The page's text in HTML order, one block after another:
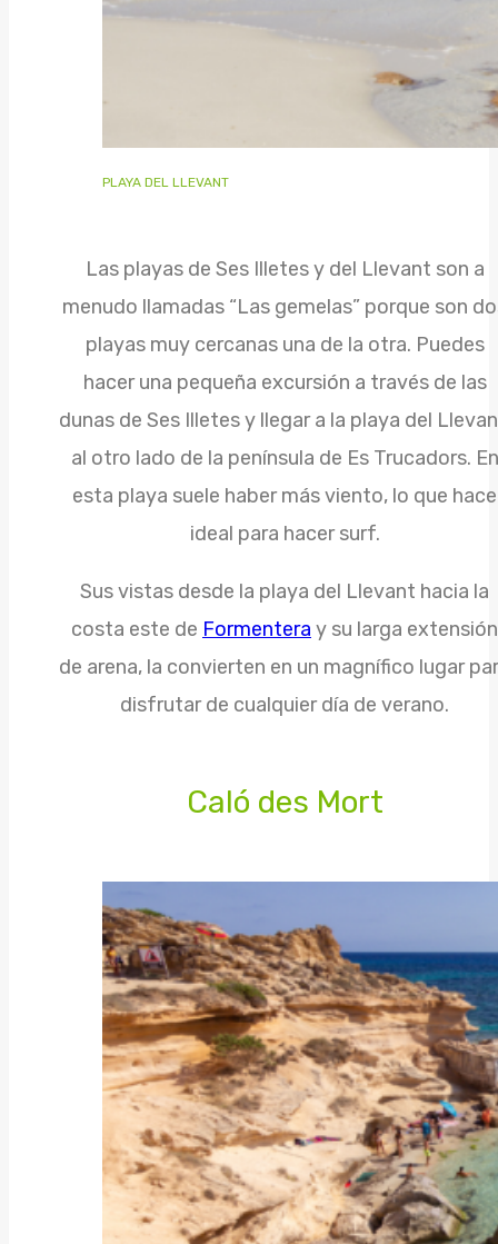
PLAYA DEL LLEVANT
Las playas de Ses Illetes y del Llevant son a
menudo llamadas “Las gemelas” porque son
playas muy cercanas una de la otra. Puedes
hacer una pequeña excursión a través de las
dunas de Ses Illetes y llegar a la playa del
al otro lado de la península de Es Trucadors. En
esta playa suele haber más viento, lo que hace
ideal para hacer surf.
Sus vistas desde la playa del Llevant hacia la
costa este de Formentera y su larga extensión
de arena, la convierten en un magnífico lugar
disfrutar de cualquier día de verano.
Caló des Mort